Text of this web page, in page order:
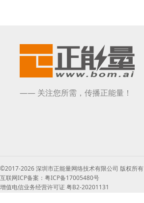
—— 关注您所需，传播正能量！
©2017-2026 深圳市正能量网络技术有限公司 版权所有
互联网ICP备案：粤ICP备17005480号
增值电信业务经营许可证 粤B2-20201131